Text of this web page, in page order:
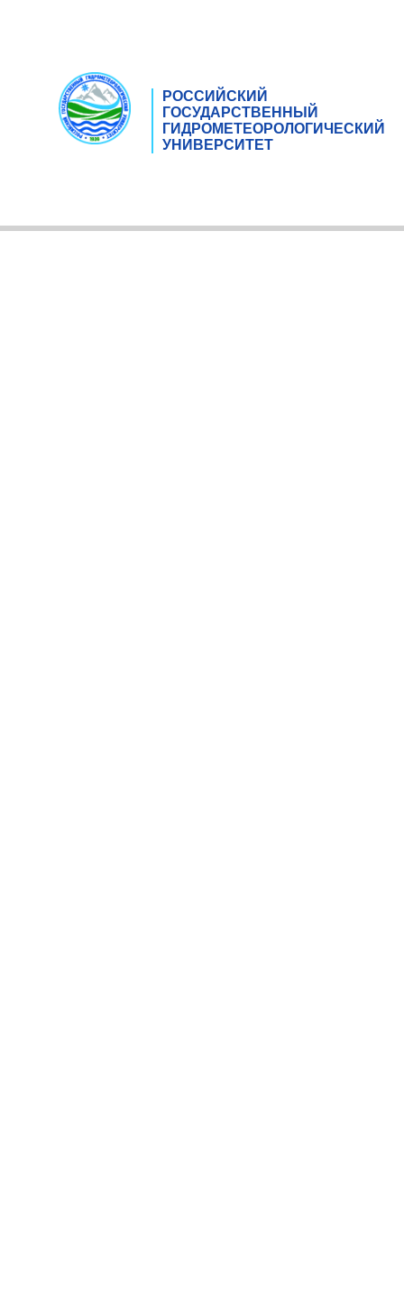
РОССИЙСКИЙ
ГОСУДАРСТВЕННЫЙ
ГИДРОМЕТЕОРОЛОГИЧЕСКИЙ
УНИВЕРСИТЕТ